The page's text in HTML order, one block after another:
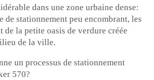
dans une zone urbaine dense:
de stationnement peu encombrant, les
la petite oasis de verdure créée
de la ville.
un processus de stationnement
570?